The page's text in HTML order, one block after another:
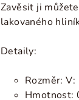
Zavěsit ji
lakovaného
Detaily:
Rozměr:V:
Hmotnost: